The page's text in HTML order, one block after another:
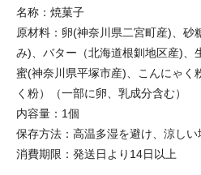
名称：焼菓子
原材料：卵(神奈川県二宮町産)、砂
み)、バター（北海道根釧地区産)、
蜜(神奈川県平塚市産)、こんにゃく
く粉）（一部に卵、乳成分含む）
内容量：1個
保存方法：高温多湿を避け、涼しい
消費期限：発送日より14日以上